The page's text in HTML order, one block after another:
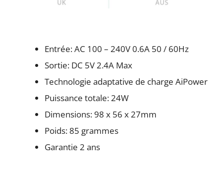
Entrée: AC 100 – 240V 0.6A 50 / 60Hz
Sortie: DC 5V 2.4A Max
Technologie adaptative de charge AiPower
Puissance totale: 24W
Dimensions: 98 x 56 x 27mm
Poids: 85 grammes
Garantie 2 ans